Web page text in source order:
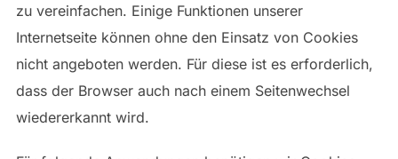
zu vereinfachen. Einige Funktionen unserer
Internetseite können ohne den Einsatz von Cookies
nicht angeboten werden. Für diese ist es erforderlich,
dass der Browser auch nach einem Seitenwechsel
wiedererkannt wird.